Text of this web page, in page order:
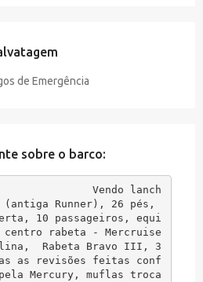
de Emergência
sobre o barco:
Vendo lanch
(antiga Runner), 26 pés,
10 passageiros, equi
centro rabeta - Mercruise
Rabeta Bravo III, 3
as revisões feitas conf
Mercury, muflas troca